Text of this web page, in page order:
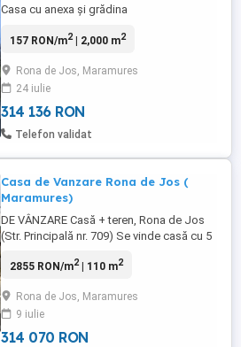
Casa cu anexa și grădina
157 RON/m2| 2,000 m2
Rona de Jos, Maramures
24 iulie
314 136 RON
Telefon validat
Casa de Vanzare Rona de Jos (
Maramures)
DE VÂNZARE Casă + teren, Rona de Jos
(Str. Principală nr. 709) Se vinde casă cu 5
709, Rona de Jos, pe un teren de 1.500
un beci spațios pentru depozitare. Acces
excelent, poziționare la strada principală.
Localitatea ...
2855 RON/m2| 110 m2
Rona de Jos, Maramures
9 iulie
314 070 RON